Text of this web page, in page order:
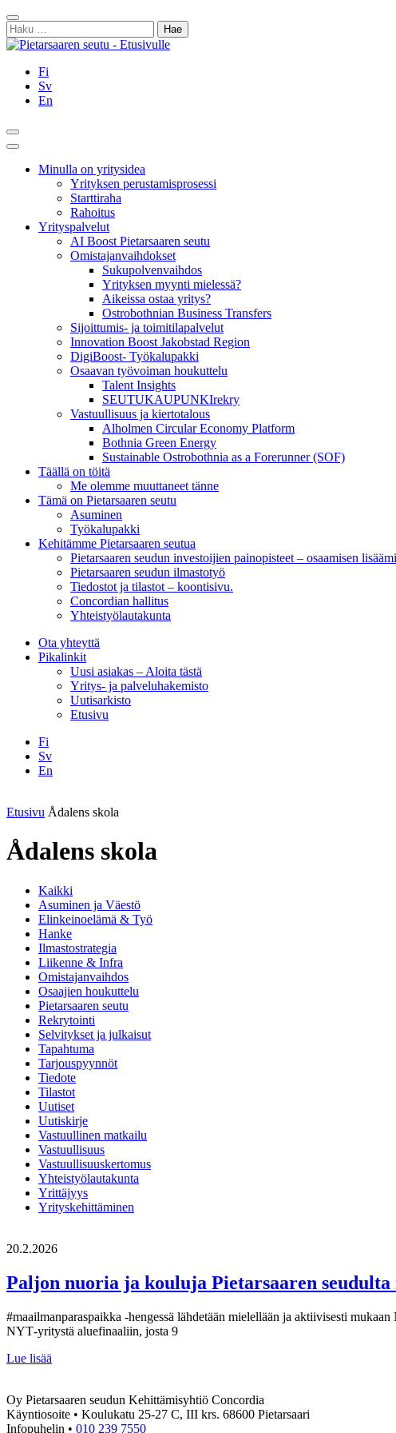
Siirry
sisältöön
Sulje
Haku:
Fi
Sv
En
Hae
Päävalikko
Minulla on yritysidea
Yrityksen perustamisprosessi
Starttiraha
Rahoitus
Yrityspalvelut
AI Boost Pietarsaaren seutu
Omistajanvaihdokset
Sukupolvenvaihdos
Yrityksen myynti mielessä?
Aikeissa ostaa yritys?
Ostrobothnian Business Transfers
Sijoittumis- ja toimitilapalvelut
Innovation Boost Jakobstad Region
DigiBoost- Työkalupakki
Osaavan työvoiman houkuttelu
Talent Insights
SEUTUKAUPUNKIrekry
Vastuullisuus ja kiertotalous
Alholmen Circular Economy Platform
Bothnia Green Energy
Sustainable Ostrobothnia as a Forerunner (SOF)
Täällä on töitä
Me olemme muuttaneet tänne
Tämä on Pietarsaaren seutu
Asuminen
Työkalupakki
Kehitämme Pietarsaaren seutua
Pietarsaaren seudun investoijien painopisteet – osaamisen
Pietarsaaren seudun ilmastotyö
Tiedostot ja tilastot – koontisivu.
Concordian hallitus
Yhteistyölautakunta
Ota yhteyttä
Pikalinkit
Uusi asiakas – Aloita tästä
Yritys- ja palveluhakemisto
Uutisarkisto
Etusivu
Fi
Sv
En
Etusivu Ådalens skola
Ådalens skola
Kaikki
Asuminen ja Väestö
Elinkeinoelämä & Työ
Hanke
Ilmastostrategia
Liikenne & Infra
Omistajanvaihdos
Osaajien houkuttelu
Pietarsaaren seutu
Rekrytointi
Selvitykset ja julkaisut
Tapahtuma
Tarjouspyynnöt
Tiedote
Tilastot
Uutiset
Uutiskirje
Vastuullinen matkailu
Vastuullisuus
Vastuullisuuskertomus
Yhteistyölautakunta
Yrittäjyys
Yrityskehittäminen
20.2.2026
Paljon nuoria ja kouluja Pietarsaaren seudulta
#maailmanparaspaikka ‑hengessä lähdetään mielellään ja aktiivisesti
NYT‑yritystä aluefinaaliin, josta 9
Lue lisää
kouluja
Pietarsaaren
seudulta
Oy Pietarsaaren seudun Kehittämisyhtiö Concordia
Käyntiosoite • Koulukatu 25-27 C, III krs. 68600 Pietarsaari
Infopuhelin • 010 239 7550